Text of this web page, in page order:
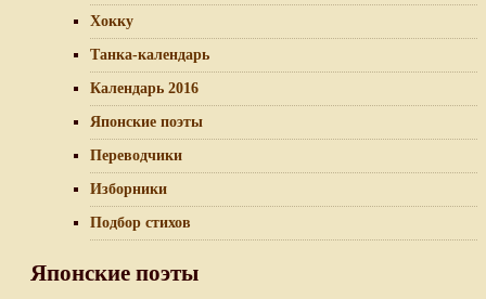
Хокку
Танка-календарь
Календарь 2016
Японские поэты
Переводчики
Изборники
Подбор стихов
Японские поэты